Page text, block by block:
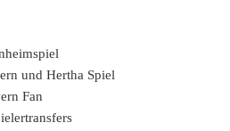
und Hertha Spiel
Fan